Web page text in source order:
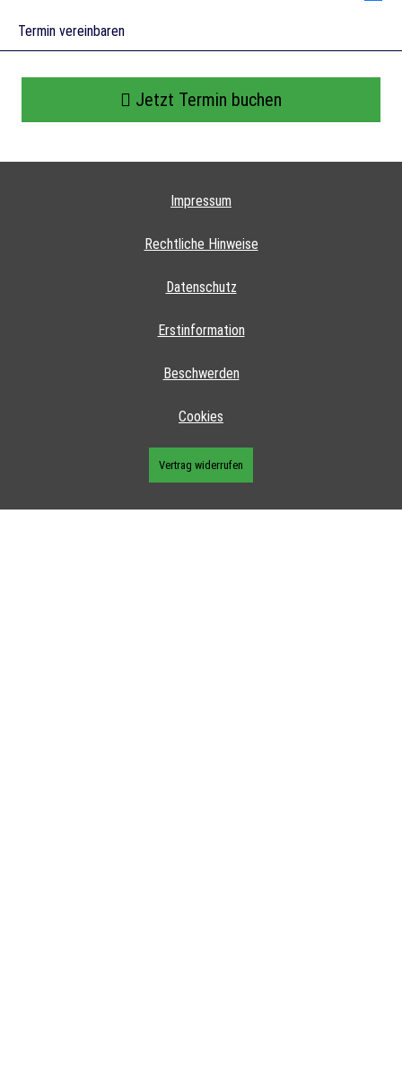
Termin ver­ein­baren
Jetzt Termin buchen
Impressum
Rechtliche Hinweise
Datenschutz
Erstinformation
Beschwerden
Cookies
Vertrag widerrufen